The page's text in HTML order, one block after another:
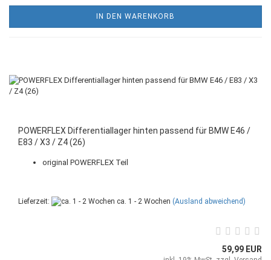
IN DEN WARENKORB
POWERFLEX Differentiallager hinten passend für BMW E46 /
E83 / X3 / Z4 (26)
original POWERFLEX Teil
Lieferzeit: ca. 1 - 2 Wochen (Ausland abweichend)
59,99 EUR